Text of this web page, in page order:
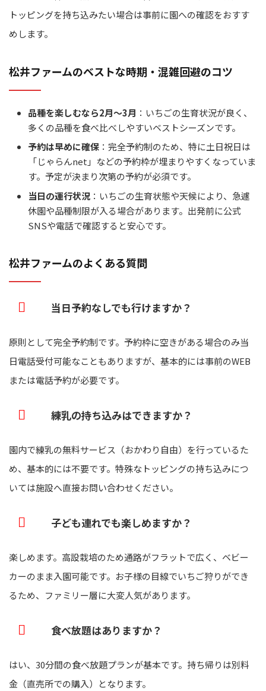
トッピングを持ち込みたい場合は事前に園への確認をおすす
めします。
松井ファームのベストな時期・混雑回避のコツ
品種を楽しむなら2月～3月 ：いちごの生育状況が良く、
多くの品種を食べ比べしやすいベストシーズンです。
予約は早めに確保 ：完全予約制のため、特に土日祝日は
「じゃらんnet」などの予約枠が埋まりやすくなっていま
す。予定が決まり次第の予約が必須です。
当日の運行状況 ：いちごの生育状態や天候により、急遽
休園や品種制限が入る場合があります。出発前に公式
SNSや電話で確認すると安心です。
松井ファームのよくある質問
当日予約なしでも行けますか？
原則として完全予約制です。予約枠に空きがある場合のみ当
日電話受付可能なこともありますが、基本的には事前のWEB
または電話予約が必要です。
練乳の持ち込みはできますか？
園内で練乳の無料サービス（おかわり自由）を行っているた
め、基本的には不要です。特殊なトッピングの持ち込みにつ
いては施設へ直接お問い合わせください。
子ども連れでも楽しめますか？
楽しめます。高設栽培のため通路がフラットで広く、ベビー
カーのまま入園可能です。お子様の目線でいちご狩りができ
るため、ファミリー層に大変人気があります。
食べ放題はありますか？
はい、30分間の食べ放題プランが基本です。持ち帰りは別料
金（直売所での購入）となります。